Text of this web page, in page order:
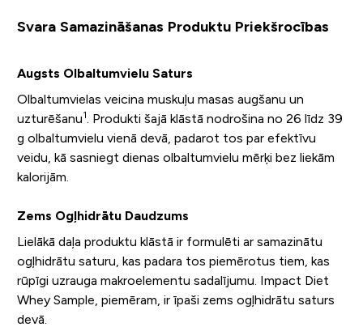
Svara Samazināšanas Produktu Priekšrocības
Augsts Olbaltumvielu Saturs
Olbaltumvielas veicina muskuļu masas augšanu un
uzturēšanu1
. Produkti šajā klāstā nodrošina no 26 līdz 39
g olbaltumvielu vienā devā, padarot tos par efektīvu
veidu, kā sasniegt dienas olbaltumvielu mērķi bez liekām
kalorijām.
Zems Ogļhidrātu Daudzums
Lielākā daļa produktu klāstā ir formulēti ar samazinātu
ogļhidrātu saturu, kas padara tos piemērotus tiem, kas
rūpīgi uzrauga makroelementu sadalījumu. Impact Diet
Whey Sample, piemēram, ir īpaši zems ogļhidrātu saturs
devā.